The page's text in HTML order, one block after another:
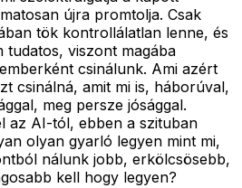
újra promtolja. Csak
tök kontrollálatlan lenne, és
tudatos, viszont magába
csinálunk. Ami azért
csinálná, amit mi is, háborúval,
meg persze jósággal.
az AI-tól, ebben a szituban
olyan gyarló legyen mint mi,
nálunk jobb, erkölcsösebb,
kell hogy legyen?